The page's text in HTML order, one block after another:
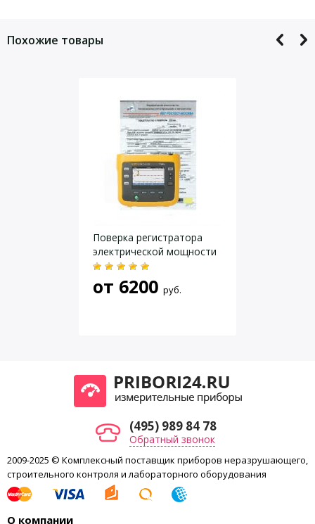
обработку персональных данных
Похожие товары
Поверка регистратора
электрической мощности
от 6200 руб.
(495) 989 84 78
Обратный звонок
2009-2025 © Комплексный поставщик приборов неразрушающего,
строительного контроля и лабораторного оборудования
О компании